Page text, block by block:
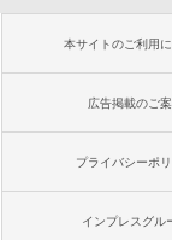
本サイトのご利用
広告掲載のご
プライバシーポ
インプレスグル